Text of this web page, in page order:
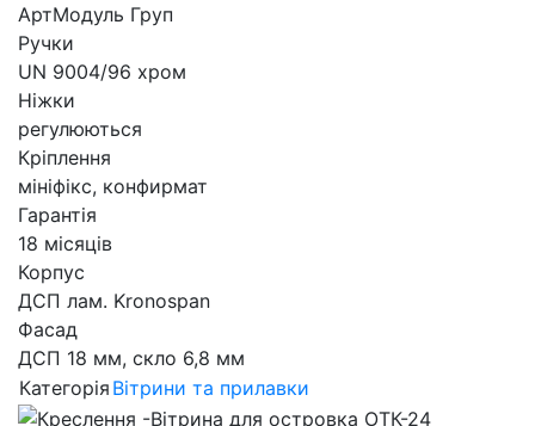
АртМодуль Груп
Ручки
UN 9004/96 хром
Ніжки
регулюються
Кріплення
мініфікс, конфирмат
Гарантія
18 місяців
Корпус
ДСП лам. Kronospan
Фасад
ДСП 18 мм, скло 6,8 мм
Категорія Вітрини та прилавки